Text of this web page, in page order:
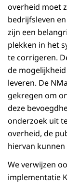
overheid moet
bedrijfsleven
zijn een
plekken in het
te corrigeren.
de
leveren. De
gekregen om
deze
onderzoek uit
overheid, de
hiervan kunnen
We verwijzen
implementatie